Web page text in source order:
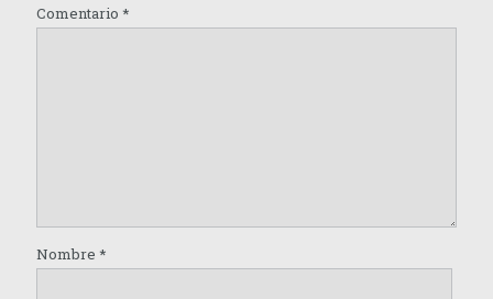
Comentario *
Nombre *